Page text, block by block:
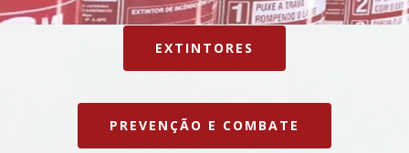
EXTINTORES
PREVENÇÃO E COMBATE